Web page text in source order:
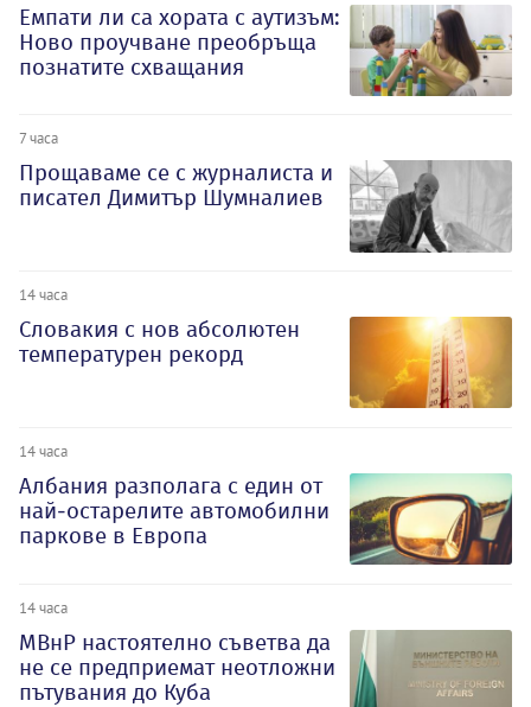
Емпати ли са хората с аутизъм:
Ново проучване преобръща
познатите схващания
7 часа
Прощаваме се с журналиста и
писател Димитър Шумналиев
14 часа
Словакия с нов абсолютен
температурен рекорд
14 часа
Албания разполага с един от
най-остарелите автомобилни
паркове в Европа
14 часа
МВнР настоятелно съветва да
не се предприемат неотложни
пътувания до Куба